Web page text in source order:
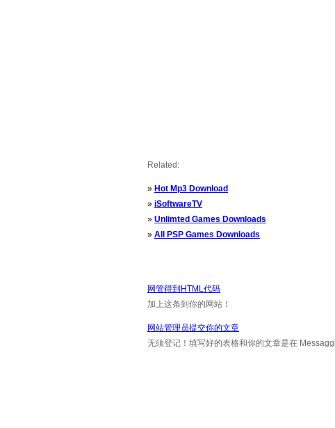
Related:
» Hot Mp3 Download
» iSoftwareTV
» Unlimted Games Downloads
» All PSP Games Downloads
网管得到HTML代码
加上这条到你的网站！
网站管理员提交你的文章
无须登记！填写好的表格和你的文章是在